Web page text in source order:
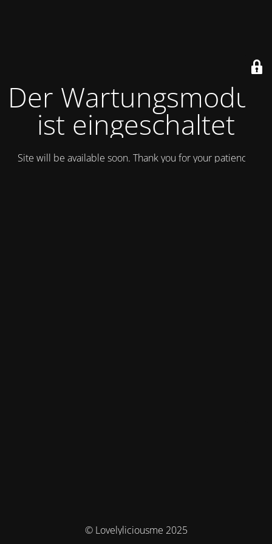
Der Wartungsmodus
ist eingeschaltet
Site will be available soon. Thank you for your patience!
© Lovelyliciousme 2025